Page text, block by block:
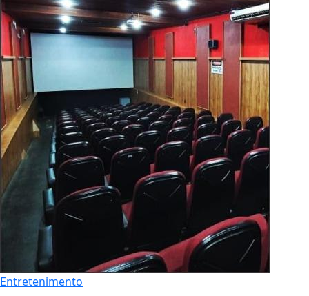
Entretenimento